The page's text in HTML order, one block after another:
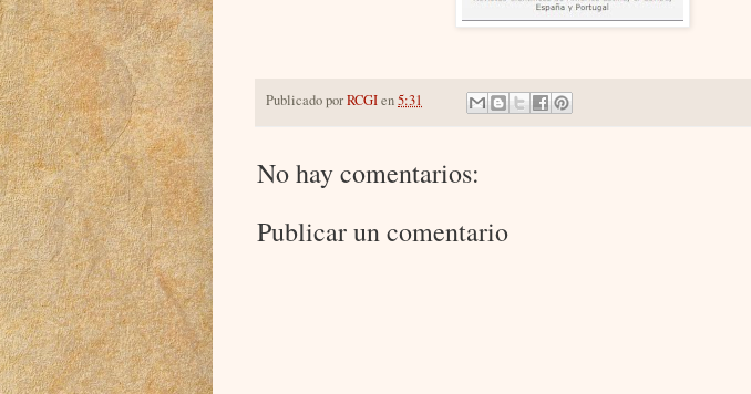
Publicado porRCGIen5:31
No hay comentarios:
Publicar un comentario